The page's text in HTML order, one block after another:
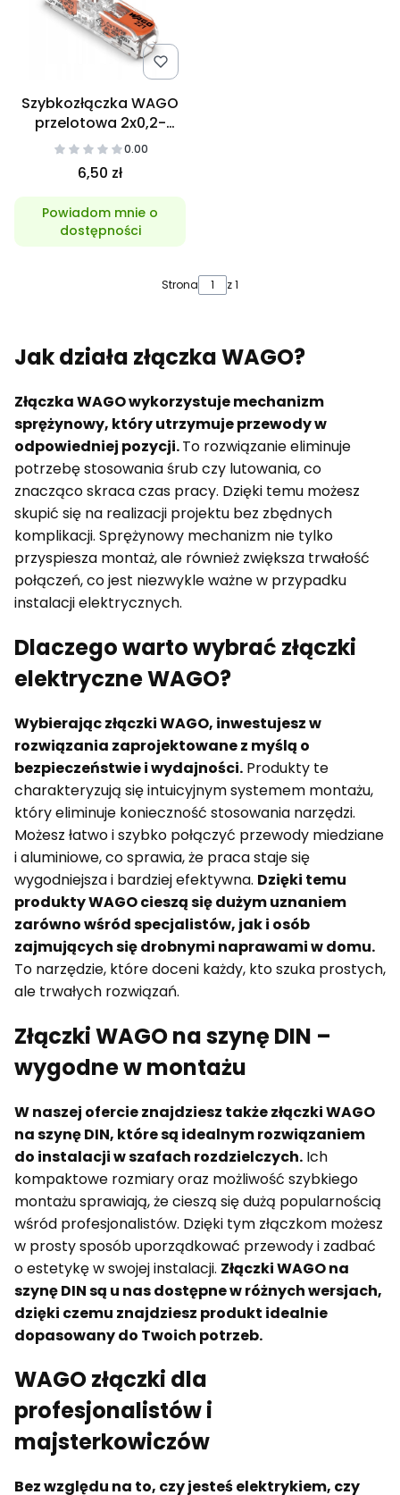
Szybkozłączka WAGO
przelotowa 2x0,2-
4mm2 Inline
0.00
6,50 zł
Powiadom mnie o
dostępności
Strona z 1
Jak działa złączka WAGO?
Złączka WAGO wykorzystuje mechanizm
sprężynowy, który utrzymuje przewody w
odpowiedniej pozycji.To rozwiązanie eliminuje
potrzebę stosowania śrub czy lutowania, co
znacząco skraca czas pracy. Dzięki temu możesz
skupić się na realizacji projektu bez zbędnych
komplikacji. Sprężynowy mechanizm nie tylko
przyspiesza montaż, ale również zwiększa trwałość
połączeń, co jest niezwykle ważne w przypadku
instalacji elektrycznych.
Dlaczego warto wybrać złączki
elektryczne WAGO?
Wybierając złączki WAGO, inwestujesz w
rozwiązania zaprojektowane z myślą o
bezpieczeństwie i wydajności. Produkty te
charakteryzują się intuicyjnym systemem montażu,
który eliminuje konieczność stosowania narzędzi.
Możesz łatwo i szybko połączyć przewody miedziane
i aluminiowe, co sprawia, że praca staje się
wygodniejsza i bardziej efektywna. Dzięki temu
produkty WAGO cieszą się dużym uznaniem
zarówno wśród specjalistów, jak i osób
zajmujących się drobnymi naprawami w domu.
To narzędzie, które doceni każdy, kto szuka prostych,
ale trwałych rozwiązań.
Złączki WAGO na szynę DIN –
wygodne w montażu
W naszej ofercie znajdziesz także złączki WAGO
na szynę DIN, które są idealnym rozwiązaniem
do instalacji w szafach rozdzielczych. Ich
kompaktowe rozmiary oraz możliwość szybkiego
montażu sprawiają, że cieszą się dużą popularnością
wśród profesjonalistów. Dzięki tym złączkom możesz
w prosty sposób uporządkować przewody i zadbać
o estetykę w swojej instalacji. Złączki WAGO na
szynę DIN są u nas dostępne w różnych wersjach,
dzięki czemu znajdziesz produkt idealnie
dopasowany do Twoich potrzeb.
WAGO złączki dla
profesjonalistów i
majsterkowiczów
Bez względu na to, czy jesteś elektrykiem, czy